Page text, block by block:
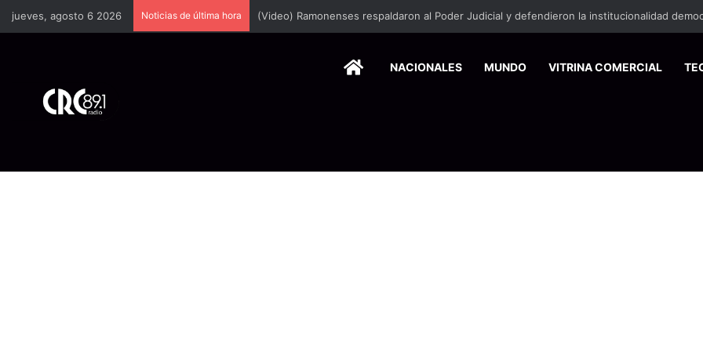
jueves, agosto 6 2026 Noticias de última hora
HOMENACIONALES MUNDO VITRINA COMERCIAL